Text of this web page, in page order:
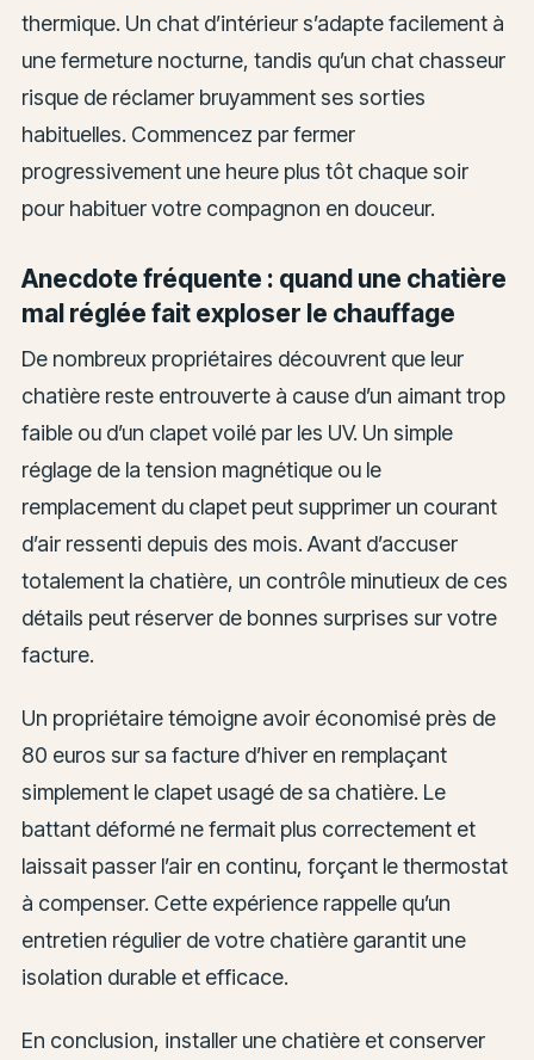
thermique. Un chat d’intérieur s’adapte facilement à
une fermeture nocturne, tandis qu’un chat chasseur
risque de réclamer bruyamment ses sorties
habituelles. Commencez par fermer
progressivement une heure plus tôt chaque soir
pour habituer votre compagnon en douceur.
Anecdote fréquente : quand une chatière
mal réglée fait exploser le chauffage
De nombreux propriétaires découvrent que leur
chatière reste entrouverte à cause d’un aimant trop
faible ou d’un clapet voilé par les UV. Un simple
réglage de la tension magnétique ou le
remplacement du clapet peut supprimer un courant
d’air ressenti depuis des mois. Avant d’accuser
totalement la chatière, un contrôle minutieux de ces
détails peut réserver de bonnes surprises sur votre
facture.
Un propriétaire témoigne avoir économisé près de
80 euros sur sa facture d’hiver en remplaçant
simplement le clapet usagé de sa chatière. Le
battant déformé ne fermait plus correctement et
laissait passer l’air en continu, forçant le thermostat
à compenser. Cette expérience rappelle qu’un
entretien régulier de votre chatière garantit une
isolation durable et efficace.
En conclusion, installer une chatière et conserver